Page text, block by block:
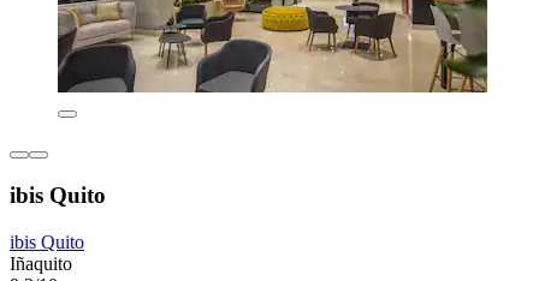
ibis Quito
ibis Quito
Iñaquito